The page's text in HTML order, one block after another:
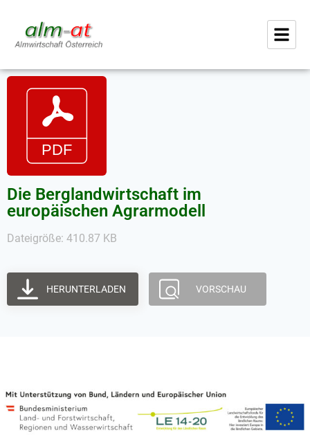
Die Berglandwirtschaft im
europäischen Agrarmodell
Dateigröße: 410.87 KB
HERUNTERLADEN VORSCHAU